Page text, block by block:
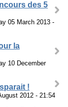
des 5
05 March 2013 -
la
10 December
!
2012 - 21:54